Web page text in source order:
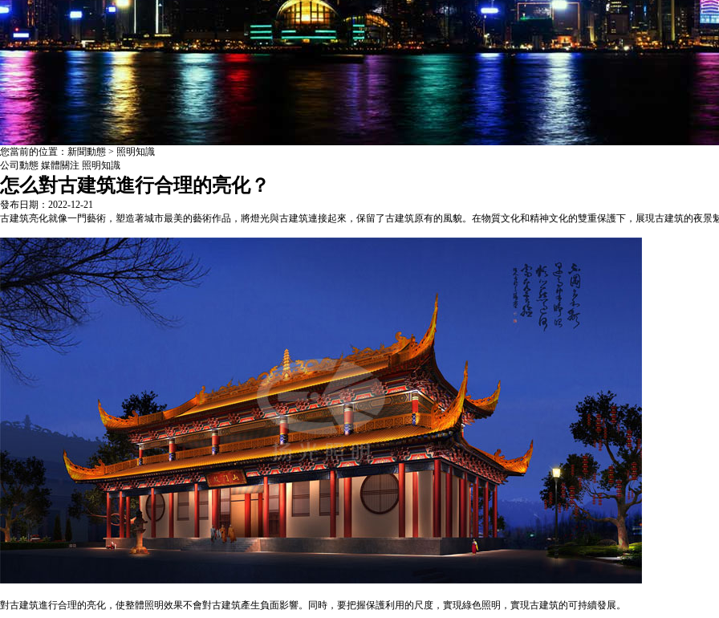
您當前的位置：新聞動態 > 照明知識
公司動態 媒體關注 照明知識
怎么對古建筑進行合理的亮化？
發布日期：2022-12-21
古建筑亮化就像一門藝術，塑造著城市最美的藝術作品，將燈光與古建筑連接起來，保留了古建筑原有的風貌。在物質文化和精神文化的雙重保護下，展現古建筑的夜景
對古建筑進行合理的亮化，使整體照明效果不會對古建筑產生負面影響。同時，要把握保護利用的尺度，實現綠色照明，實現古建筑的可持續發展。